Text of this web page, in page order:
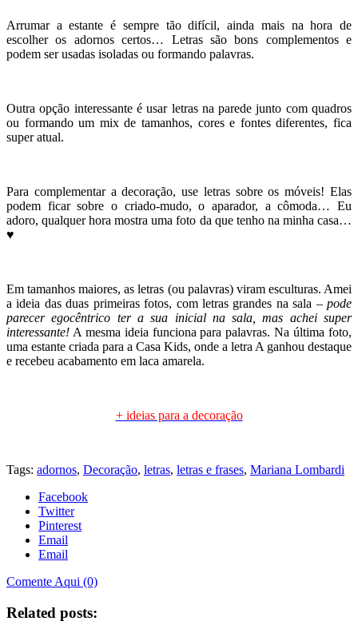
Arrumar a estante é sempre tão difícil, ainda mais na hora de
escolher os adornos certos… Letras são bons complementos e
podem ser usadas isoladas ou formando palavras.
Outra opção interessante é usar letras na parede junto com quadros
ou formando um mix de tamanhos, cores e fontes diferentes, fica
super atual.
Para complementar a decoração, use letras sobre os móveis! Elas
podem ficar sobre o criado-mudo, o aparador, a cômoda… Eu
adoro, qualquer hora mostra uma foto da que tenho na minha casa…
♥
Em tamanhos maiores, as letras (ou palavras) viram esculturas. Amei
a ideia das duas primeiras fotos, com letras grandes na sala – pode
parecer egocêntrico ter a sua inicial na sala, mas achei super
interessante! A mesma ideia funciona para palavras. Na última foto,
uma estante criada para a Casa Kids, onde a letra A ganhou destaque
e recebeu acabamento em laca amarela.
+ ideias para a decoração
Tags: adornos, Decoração, letras, letras e frases, Mariana Lombardi
Facebook
Twitter
Pinterest
Email
Email
Comente Aqui (0)
Related posts: